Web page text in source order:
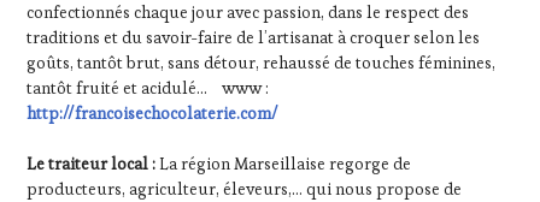
confectionnés chaque jour avec passion, dans le respect des
traditions et du savoir-faire de l’artisanat à croquer selon les
goûts, tantôt brut, sans détour, rehaussé de touches féminines,
tantôt fruité et acidulé… www :
http://francoisechocolaterie.com/
Le traiteur local :La région Marseillaise regorge de
producteurs, agriculteur, éleveurs,… qui nous propose de